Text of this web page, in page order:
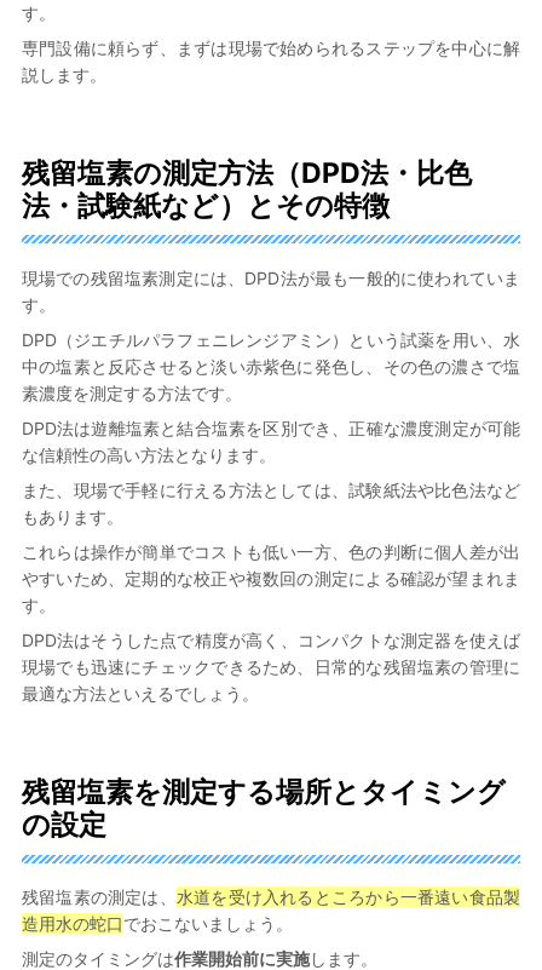
す。
専門設備に頼らず、まずは現場で始められるステップを中心に解
説します。
残留塩素の測定方法（DPD法・比色
法・試験紙など）とその特徴
現場での残留塩素測定には、DPD法が最も一般的に使われていま
す。
DPD（ジエチルパラフェニレンジアミン）という試薬を用い、水
中の塩素と反応させると淡い赤紫色に発色し、その色の濃さで塩
素濃度を測定する方法です。
DPD法は遊離塩素と結合塩素を区別でき、正確な濃度測定が可能
な信頼性の高い方法となります。
また、現場で手軽に行える方法としては、試験紙法や比色法など
もあります。
これらは操作が簡単でコストも低い一方、色の判断に個人差が出
やすいため、定期的な校正や複数回の測定による確認が望まれま
す。
DPD法はそうした点で精度が高く、コンパクトな測定器を使えば
現場でも迅速にチェックできるため、日常的な残留塩素の管理に
最適な方法といえるでしょう。
残留塩素を測定する場所とタイミング
の設定
残留塩素の測定は、 水道を受け入れるところから一番遠い食品製
造用水の蛇口でおこないましょう。
測定のタイミングは作業開始前に実施します。